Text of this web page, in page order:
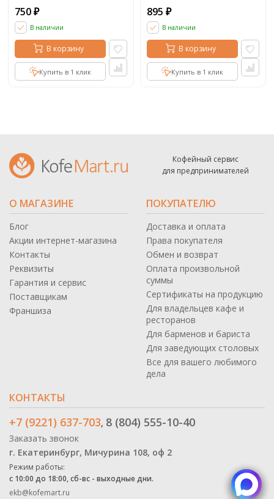
750 ₽
В наличии
В корзину
Купить в 1 клик
895 ₽
В наличии
В корзину
Купить в 1 клик
Кофейный сервис
для предпринимателей
О МАГАЗИНЕ
Блог
Акции интернет-магазина
Контакты
Реквизиты
Гарантия и сервис
Поставщикам
Франшиза
ПОКУПАТЕЛЮ
Доставка и оплата
Права покупателя
Обмен и возврат
Оплата произвольной
суммы
Сертификаты на продукцию
Для владельцев кафе и
ресторанов
Для барменов и бариста
Для заведующих столовых
Все для вашего любимого
дела
КОНТАКТЫ
+7 (9221) 637-703, 8 (804) 555-10-40
Заказать звонок
г. Екатеринбург, Мичурина 108, оф 2
Режим работы:
с 10:00 до 18:00, сб-вс - выходные дни.
ekb@kofemart.ru